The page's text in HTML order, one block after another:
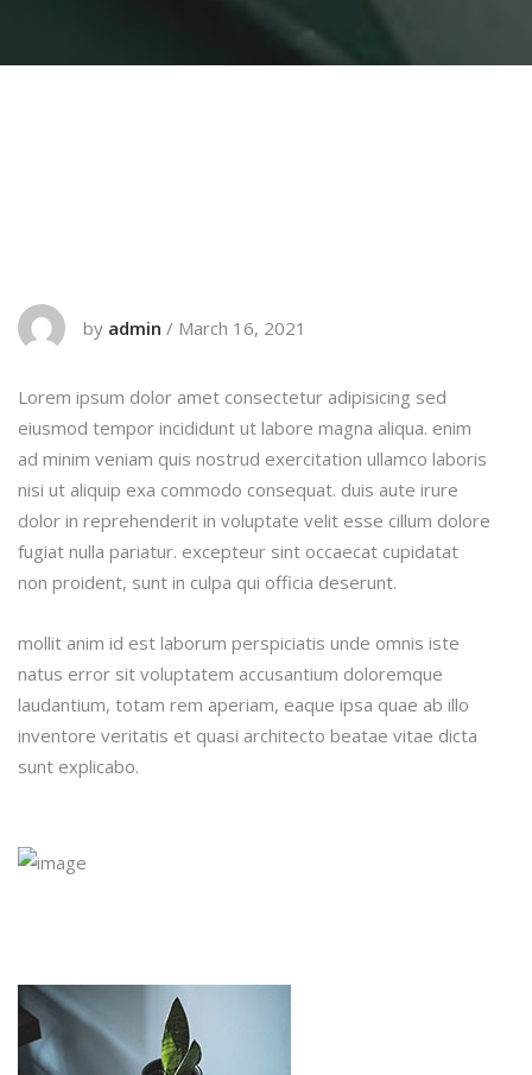
by admin / March 16, 2021
Lorem ipsum dolor amet consectetur adipisicing sed
eiusmod tempor incididunt ut labore magna aliqua. enim
ad minim veniam quis nostrud exercitation ullamco laboris
nisi ut aliquip exa commodo consequat. duis aute irure
dolor in reprehenderit in voluptate velit esse cillum dolore
fugiat nulla pariatur. excepteur sint occaecat cupidatat
non proident, sunt in culpa qui officia deserunt.
mollit anim id est laborum perspiciatis unde omnis iste
natus error sit voluptatem accusantium doloremque
laudantium, totam rem aperiam, eaque ipsa quae ab illo
inventore veritatis et quasi architecto beatae vitae dicta
sunt explicabo.